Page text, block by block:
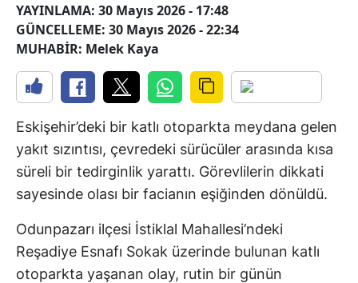
YAYINLAMA: 30 Mayıs 2026 - 17:48
GÜNCELLEME: 30 Mayıs 2026 - 22:34
MUHABİR: Melek Kaya
Eskişehir’deki bir katlı otoparkta meydana gelen
yakıt sızıntısı, çevredeki sürücüler arasında kısa
süreli bir tedirginlik yarattı. Görevlilerin dikkati
sayesinde olası bir facianın eşiğinden dönüldü.
Odunpazarı ilçesi İstiklal Mahallesi’ndeki
Reşadiye Esnafı Sokak üzerinde bulunan katlı
otoparkta yaşanan olay, rutin bir günün